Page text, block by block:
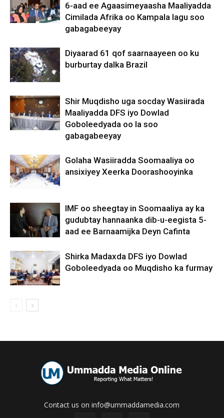
6-aad ee Agaasimeyaasha Maaliyadda
Cimilada Afrika oo Kampala lagu soo
gabagabeeyay
Diyaarad 61 qof saarnaayeen oo ku
burburtay dalka Brazil
Shir Muqdisho uga socday Wasiirada
Maaliyadda DFS iyo Dowlad
Goboleedyada oo la soo
gabagabeeyay
Golaha Wasiiradda Soomaaliya oo
ansixiyey Xeerka Doorashooyinka
IMF oo sheegtay in Soomaaliya ay ka
gudubtay hannaanka dib-u-eegista 5-
aad ee Barnaamijka Deyn Cafinta
Shirka Madaxda DFS iyo Dowlad
Goboleedyada oo Muqdisho ka furmay
Contact us on info@ummaddamedia.com